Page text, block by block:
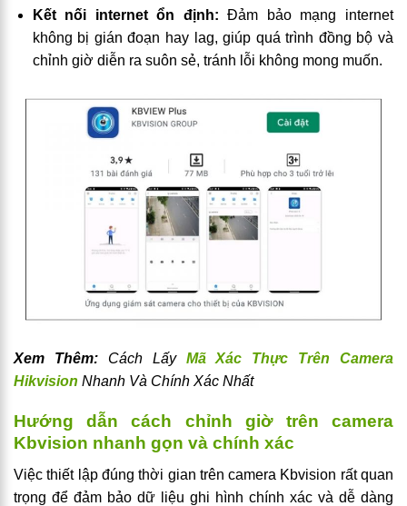
Kết nối internet ổn định: Đảm bảo mạng internet
không bị gián đoạn hay lag, giúp quá trình đồng bộ và
chỉnh giờ diễn ra suôn sẻ, tránh lỗi không mong muốn.
Xem Thêm: Cách Lấy Mã Xác Thực Trên Camera
Hikvision Nhanh Và Chính Xác Nhất
Hướng dẫn cách chỉnh giờ trên camera
Kbvision nhanh gọn và chính xác
Việc thiết lập đúng thời gian trên camera Kbvision rất quan
trọng để đảm bảo dữ liệu ghi hình chính xác và dễ dàng